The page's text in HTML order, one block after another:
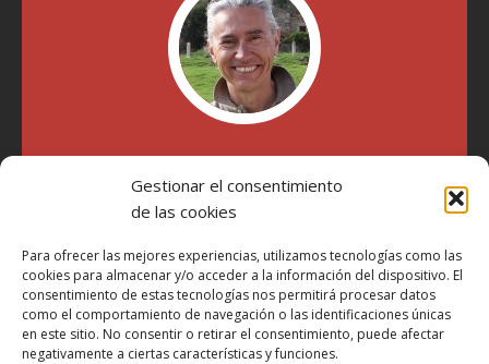
Gestionar el consentimiento
de las cookies
Para ofrecer las mejores experiencias, utilizamos tecnologías como las
cookies para almacenar y/o acceder a la información del dispositivo. El
consentimiento de estas tecnologías nos permitirá procesar datos
como el comportamiento de navegación o las identificaciones únicas
en este sitio. No consentir o retirar el consentimiento, puede afectar
negativamente a ciertas características y funciones.
"Soy Manel Hospido, nací en Valencia en 1969 y desde el
año 2007 he escrito sobre motos en distintos medios.
Millatrece.com es una apuesta por escribir sobre lo que me
participa"
Aviso Legal
Política de Privacidad